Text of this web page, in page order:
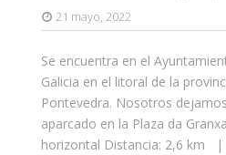
21 mayo, 2022
Se encuentra en el
Galicia en el litoral de la
Pontevedra. Nosotros
aparcado en la Plaza da
horizontal Distancia: 2,6 km